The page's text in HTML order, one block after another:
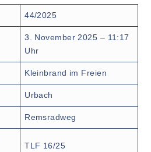
44/2025
3. November 2025 – 11:17
Uhr
Kleinbrand im Freien
Urbach
Remsradweg
TLF 16/25